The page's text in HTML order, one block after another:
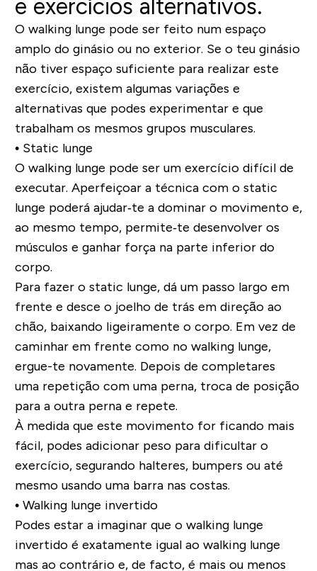
e exercícios alternativos.
O walking lunge pode ser feito num espaço
amplo do ginásio ou no exterior. Se o teu ginásio
não tiver espaço suficiente para realizar este
exercício, existem algumas variações e
alternativas que podes experimentar e que
trabalham os mesmos grupos musculares.
• Static lunge
O walking lunge pode ser um exercício difícil de
executar. Aperfeiçoar a técnica com o static
lunge poderá ajudar‐te a dominar o movimento e,
ao mesmo tempo, permite‐te desenvolver os
músculos e ganhar força na parte inferior do
corpo.
Para fazer o static lunge, dá um passo largo em
frente e desce o joelho de trás em direção ao
chão, baixando ligeiramente o corpo. Em vez de
caminhar em frente como no walking lunge,
ergue-te novamente. Depois de completares
uma repetição com uma perna, troca de posição
para a outra perna e repete.
À medida que este movimento for ficando mais
fácil, podes adicionar peso para dificultar o
exercício, segurando halteres, bumpers ou até
mesmo usando uma barra nas costas.
• Walking lunge invertido
Podes estar a imaginar que o walking lunge
invertido é exatamente igual ao walking lunge
mas ao contrário e, de facto, é mais ou menos